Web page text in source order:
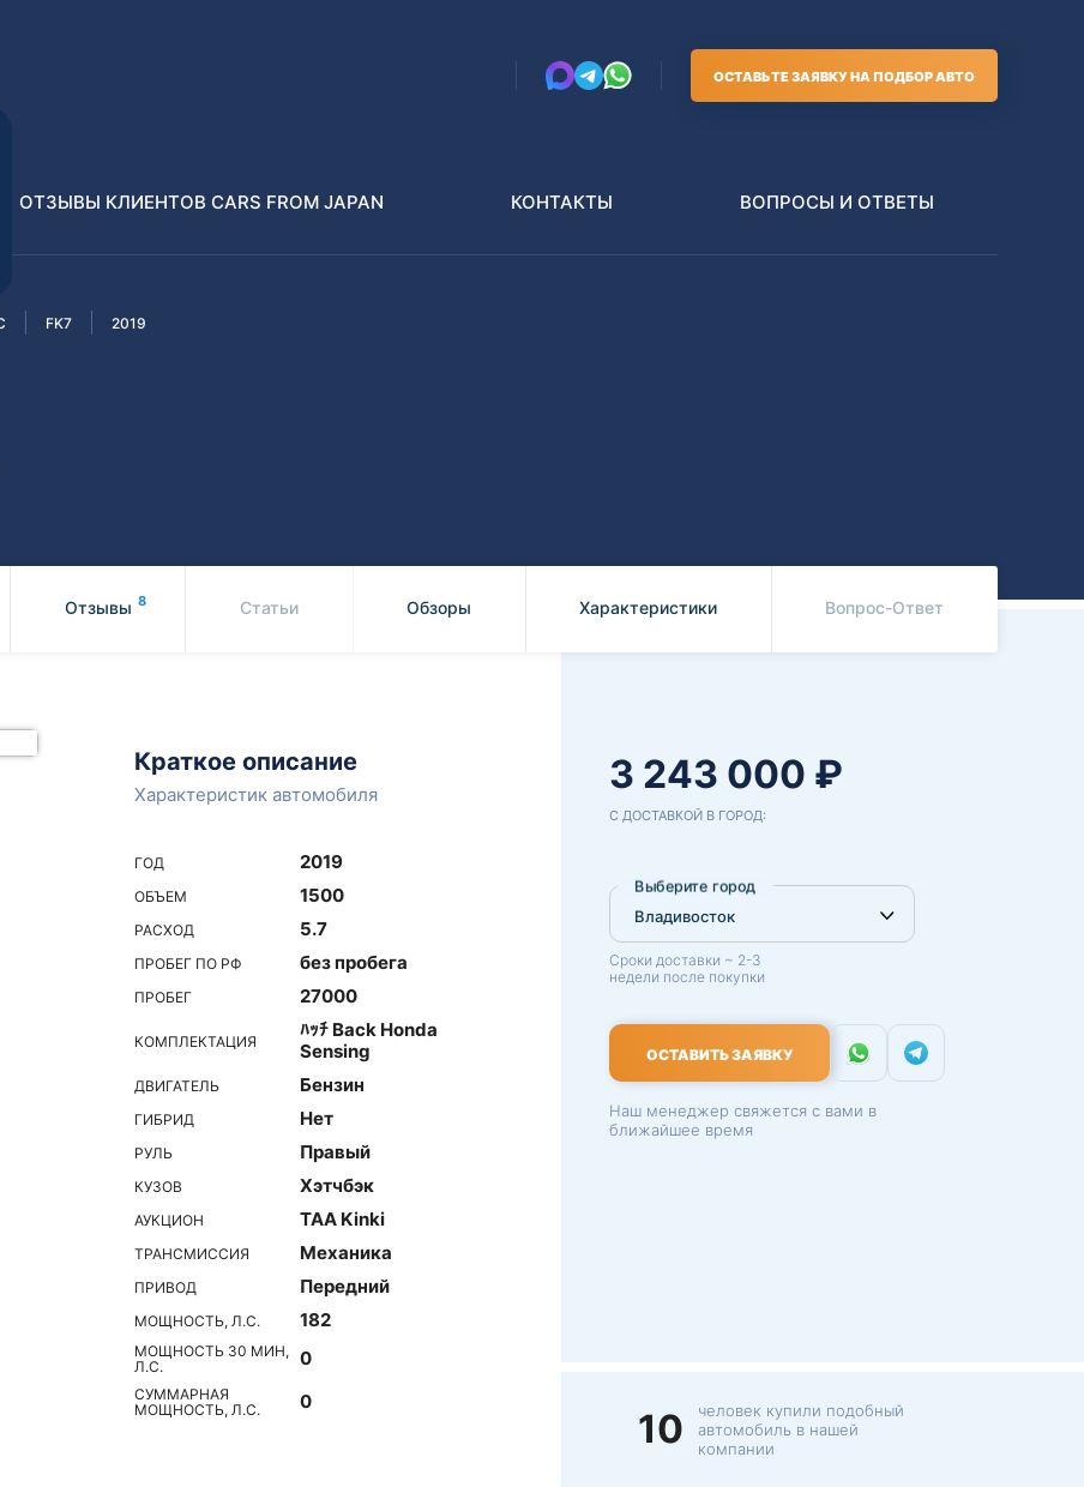
ОСТАВЬТЕ ЗАЯВКУ НА ПОДБОР АВТО
ОТЗЫВЫ КЛИЕНТОВ CARS FROM JAPAN КОНТАКТЫ ВОПРОСЫ И ОТВЕТЫ
FK7 2019
Отзывы 8 Статьи Обзоры Характеристики Вопрос-Ответ
Краткое описание
Характеристик автомобиля
ГОД 2019
ОБЪЕМ 1500
РАСХОД 5.7
ПРОБЕГ ПО РФ без пробега
ПРОБЕГ 27000
КОМПЛЕКТАЦИЯ
ﾊｯﾁ Back Honda
Sensing
ДВИГАТЕЛЬ Бензин
ГИБРИД Нет
РУЛЬ Правый
КУЗОВ Хэтчбэк
АУКЦИОН TAA Kinki
ТРАНСМИССИЯ Механика
ПРИВОД Передний
МОЩНОСТЬ, Л.С. 182
МОЩНОСТЬ 30 МИН,
Л.С.
0
СУММАРНАЯ
МОЩНОСТЬ, Л.С.
0
3 243 000 ₽
С ДОСТАВКОЙ В ГОРОД:
Выберите город
Сроки доставки ~ 2-3
недели после покупки
ОСТАВИТЬ ЗАЯВКУ
Наш менеджер свяжется с вами в
ближайшее время
10
человек купили подобный
автомобиль в нашей
компании